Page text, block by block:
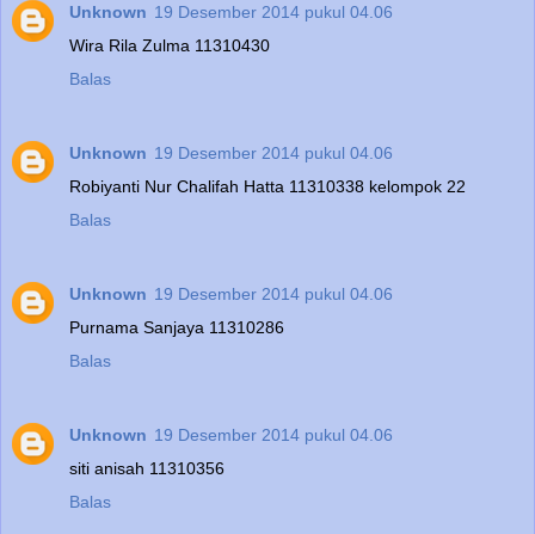
Unknown 19 Desember 2014 pukul 04.06
Wira Rila Zulma 11310430
Balas
Unknown 19 Desember 2014 pukul 04.06
Robiyanti Nur Chalifah Hatta 11310338 kelompok 22
Balas
Unknown 19 Desember 2014 pukul 04.06
Purnama Sanjaya 11310286
Balas
Unknown 19 Desember 2014 pukul 04.06
siti anisah 11310356
Balas